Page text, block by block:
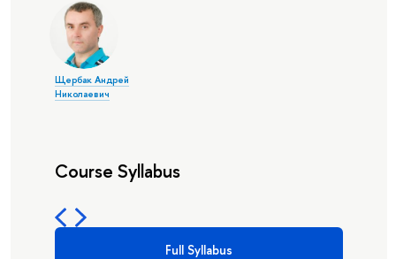
Щербак Андрей
Николаевич
Course Syllabus
Full Syllabus